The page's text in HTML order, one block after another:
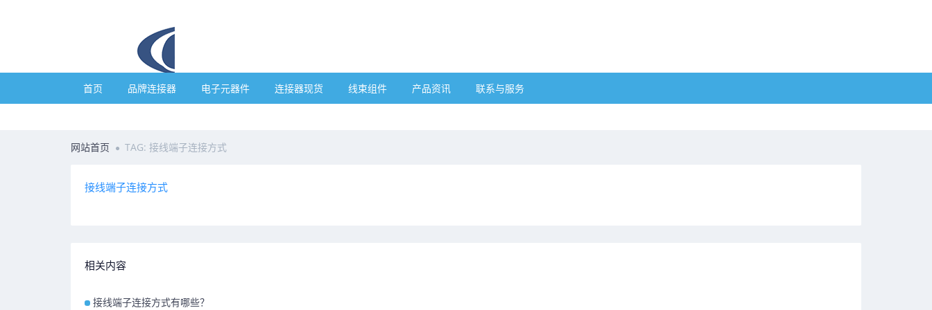
首页 品牌连接器 电子元器件 连接器现货 线束组件 产品资讯 联系与服务
网站首页 TAG: 接线端子连接方式
接线端子连接方式
相关内容
接线端子连接方式有哪些？